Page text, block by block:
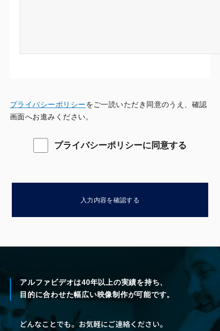
プライバシーポリシー をご一読いただき同意のうえ、確認
画面へお進みください。
プライバシーポリシーに同意する
入力内容を確認する
アルファビデオは40年以上の実績を持ち、
目的に合わせた幅広い映像制作が可能です。
どんなことでも。お気軽にご連絡ください。